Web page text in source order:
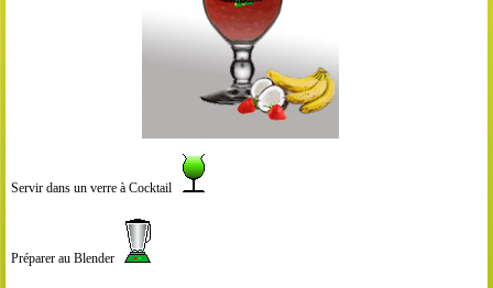
Servir dans un verre à Cocktail
Préparer au Blender